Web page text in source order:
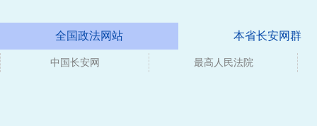
全国政法网站 本省长安网群
媒体
中国长安网 最高人民法院